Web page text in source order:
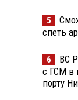
5
спеть
6
ВС
с ГСМ в
порту